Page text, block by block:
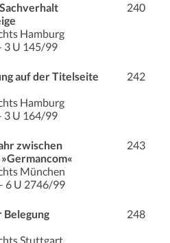
Hamburg
3 U 145/99
240
auf der Titelseite
Hamburg
3 U 164/99
242
zwischen
München
6 U 2746/99
243
Belegung
Stuttgart
248